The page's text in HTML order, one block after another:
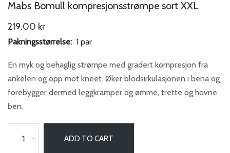
Mabs Bomull kompresjonsstrømpe sort XXL
219.00 kr
Pakningsstørrelse: 1 par
En myk og behaglig strømpe med gradert kompresjon fra
ankelen og opp mot kneet. Øker blodsirkulasjonen i bena og
forebygger dermed leggkramper og ømme, trette og hovne
ben.
- + ADD TO CART